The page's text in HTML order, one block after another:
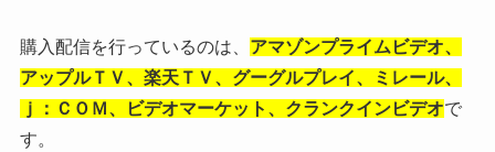
購入配信を行っているのは、 アマゾンプライムビデオ、
アップルＴＶ、楽天ＴＶ、グーグルプレイ、ミレール、
ｊ：ＣＯＭ、ビデオマーケット、クランクインビデオで
す。